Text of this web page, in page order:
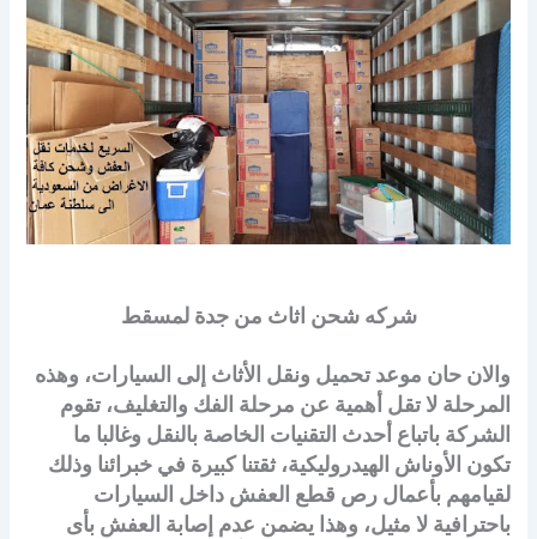
شركه شحن اثاث من جدة لمسقط
والان حان موعد تحميل ونقل الأثاث إلى السيارات، وهذه
المرحلة لا تقل أهمية عن مرحلة الفك والتغليف، تقوم
الشركة باتباع أحدث التقنيات الخاصة بالنقل وغالبا ما
تكون الأوناش الهيدروليكية، ثقتنا كبيرة في خبرائنا وذلك
لقيامهم بأعمال رص قطع العفش داخل السيارات
باحترافية لا مثيل، وهذا يضمن عدم إصابة العفش بأى